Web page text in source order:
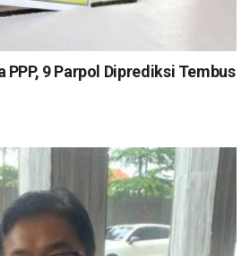
PPP, 9 Parpol Diprediksi Tembus